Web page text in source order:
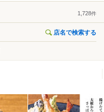
1,728件
店名で検索する